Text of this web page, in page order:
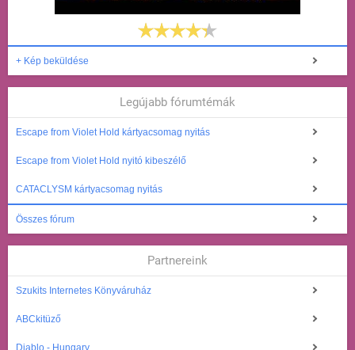
+ Kép beküldése
Legújabb fórumtémák
Escape from Violet Hold kártyacsomag nyitás
Escape from Violet Hold nyitó kibeszélő
CATACLYSM kártyacsomag nyitás
Összes fórum
Partnereink
Szukits Internetes Könyváruház
ABCkitüző
Diablo - Hungary